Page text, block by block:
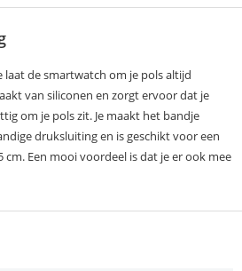
laat de smartwatch om je pols altijd
van siliconen en zorgt ervoor dat je
om je pols zit. Je maakt het bandje
druksluiting en is geschikt voor een
Een mooi voordeel is dat je er ook mee